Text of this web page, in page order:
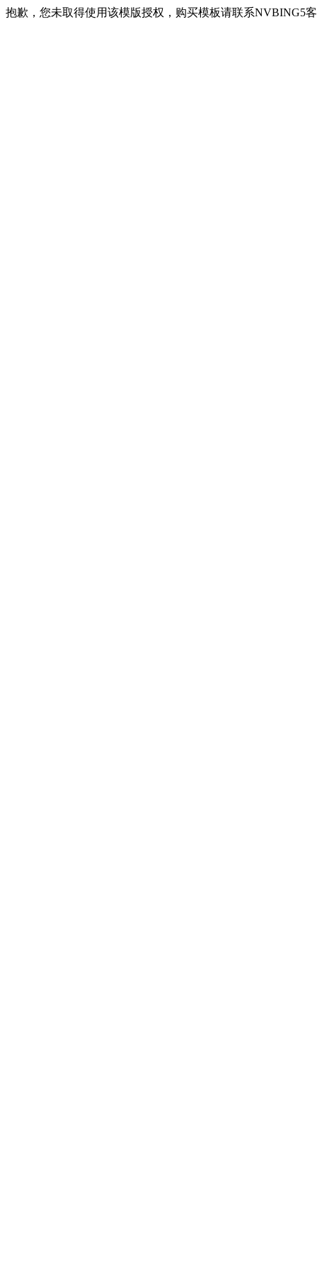
抱歉，您未取得使用该模版授权，购买模板请联系NVBING5客